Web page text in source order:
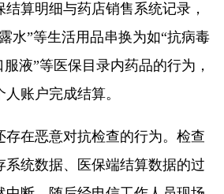
结算明细与药店销售系统记录，
水”等生活用品串换为如“抗病毒
液”等医保目录内药品的行为，
账户完成结算。
在恶意对抗检查的行为。检查
系统数据、医保端结算数据的过